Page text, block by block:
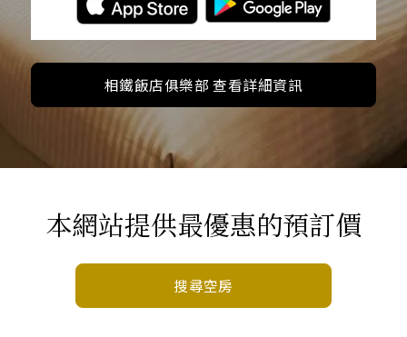
相鐵飯店俱樂部 查看詳細資訊
本網站提供最優惠的預訂價
搜尋空房